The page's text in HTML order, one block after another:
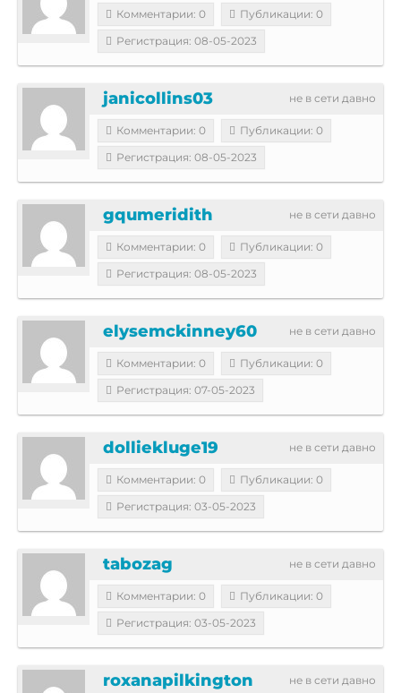
Комментарии: 0
Публикации: 0
Регистрация: 08-05-2023
не в сети давно
janicollins03
Комментарии: 0
Публикации: 0
Регистрация: 08-05-2023
не в сети давно
gqumeridith
Комментарии: 0
Публикации: 0
Регистрация: 08-05-2023
не в сети давно
elysemckinney60
Комментарии: 0
Публикации: 0
Регистрация: 07-05-2023
не в сети давно
dolliekluge19
Комментарии: 0
Публикации: 0
Регистрация: 03-05-2023
не в сети давно
tabozag
Комментарии: 0
Публикации: 0
Регистрация: 03-05-2023
не в сети давно
roxanapilkington